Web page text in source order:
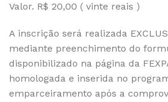
Valor. R$ 20,00 ( vinte reais )
A inscrição será realizada
mediante preenchimento do
disponibilizado na página da
homologada e inserida no
emparceiramento após a